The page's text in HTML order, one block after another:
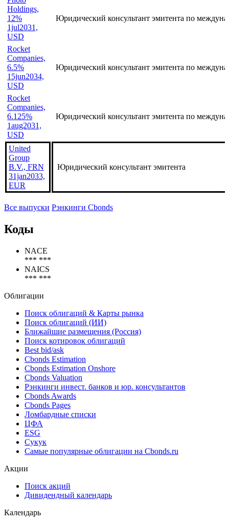
Holdings,
12%
1jul2031,
USD
Юридический консультант эмитента по
Rocket
Companies,
6.5%
15jun2034,
USD
Юридический консультант эмитента по
Rocket
Companies,
6.125%
1aug2031,
USD
Юридический консультант эмитента по
United
Group
B.V., FRN
31jan2033,
EUR
Юридический консультант эмитента
Все выпуски Рэнкинги Cbonds
Коды
NACE
*** ***
NAICS
*** ***
Облигации
Поиск облигаций & Карты рынка
Поиск облигаций (ИИ)
Ближайшие размещения (Россия)
Поиск котировок облигаций
Best bid/ask
Cbonds Estimation
Cbonds Estimation Onshore
Cbonds Valuation
Рэнкинги инвест. банков и юр. консультантов
Cbonds Awards
Cbonds Pages
Ломбардные списки
ЦФА
ESG
Сукук
Самые популярные облигации на Cbonds.ru
Акции
Поиск акций
Дивидендный календарь
Календарь